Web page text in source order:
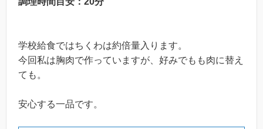
学校給食ではちくわは約倍量入ります。
今回私は胸肉で作っていますが、好みでもも肉に替え
ても。
安心する一品です。